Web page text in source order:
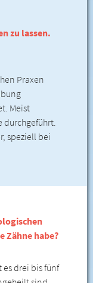
zu lassen.
Praxen
Meist
durchgeführt.
speziell bei
Zähne habe?
es drei bis fünf